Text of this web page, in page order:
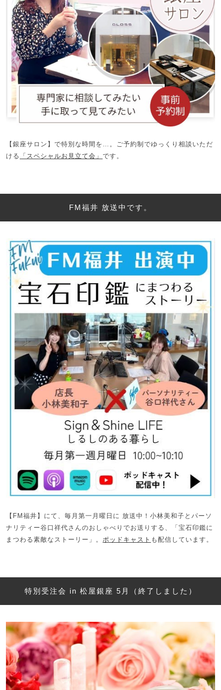
【銀座サロン】で特別な時間を…。ご予約制でゆっくり相談いただ
ける 「スペシャルお見立て会」 です。
FM福井 放送中です。
【FM福井】にて、毎月第一月曜日に 放送中！小林美和子とパーソ
ナリティー谷口祥代さんのおしゃべりでお送りする、「宝石印鑑に
まつわる素敵なストーリー」。 ポッドキャスト も配信しています。
特別受注会 in 松屋銀座 5月（終了しました）